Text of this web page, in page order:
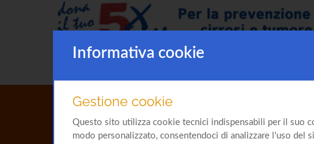
Informativa cookie
Gestione cookie
Questo sito utilizza cookie tecnici indispensabili per il suo
modo personalizzato, consentendoci di analizzare l'uso